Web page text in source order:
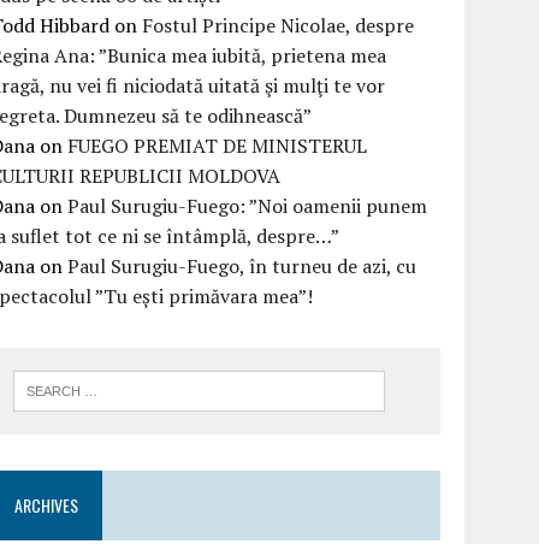
Hibbard on Fostul Principe Nicolae, despre
Ana: ”Bunica mea iubită, prietena mea
nu vei fi niciodată uitată şi mulţi te vor
Dumnezeu să te odihnească”
on FUEGO PREMIAT DE MINISTERUL
REPUBLICII MOLDOVA
onPaul Surugiu-Fuego: ”Noi oamenii punem
suflet tot ce ni se întâmplă, despre…”
onPaul Surugiu-Fuego, în turneu de azi, cu
”Tu ești primăvara mea”!
ARCHIVES